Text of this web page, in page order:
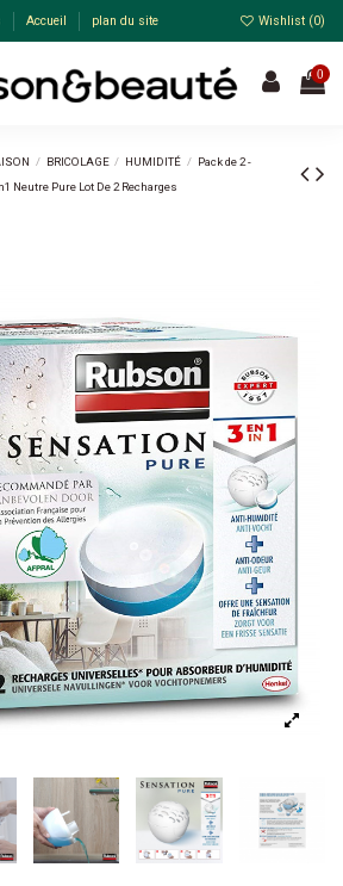
Accueil plan du site Wishlist (0)
0
BRICOLAGE HUMIDITÉ
Pack de 2 -
Neutre Pure Lot De 2 Recharges